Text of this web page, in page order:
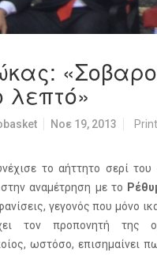
λεπτό»
Νοε 19, 2013 Print
το αήττητο σερί του
αναμέτρηση με το
γεγονός που μόνο
τον προπονητή της
ωστόσο, επισημαίνει